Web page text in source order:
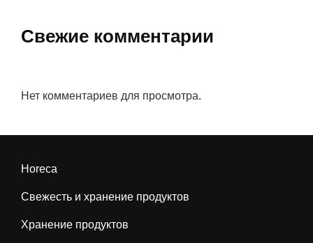
Свежие комментарии
Нет комментариев для просмотра.
Horeca
Свежесть и хранение продуктов
Хранение продуктов